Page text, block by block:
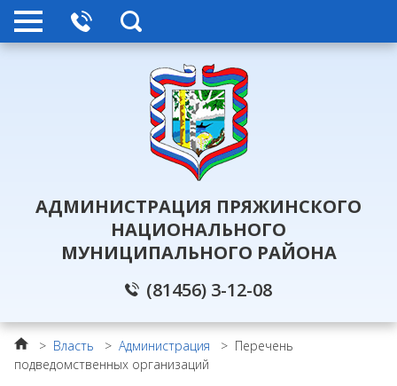
АДМИНИСТРАЦИЯ ПРЯЖИНСКОГО
НАЦИОНАЛЬНОГО
МУНИЦИПАЛЬНОГО РАЙОНА
(81456) 3-12-08
> Власть > Администрация > Перечень
подведомственных организаций